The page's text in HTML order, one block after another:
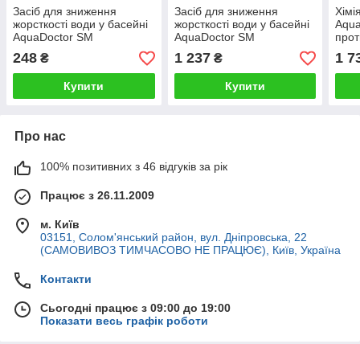
Засіб для зниження
жорсткості води у басейні
AquaDoctor SM
248 ₴
Купити
Засіб для зниження
жорсткості води у басейні
AquaDoctor SM
1 237₴
Купити
1
Про нас
100% позитивних з 46 відгуків за рік
Працює з 26.11.2009
м. Київ
03151, Солом'янський район, вул. Дніпровська, 22
(САМОВИВОЗ ТИМЧАСОВО НЕ ПРАЦЮЄ), Київ, Україна
Контакти
Сьогодні працює з 09:00 до 19:00
Показати весь графік роботи